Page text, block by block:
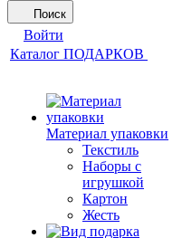
Поиск
Войти
Каталог ПОДАРКОВ
Материал упаковки
Текстиль
Наборы с
игрушкой
Картон
Жесть